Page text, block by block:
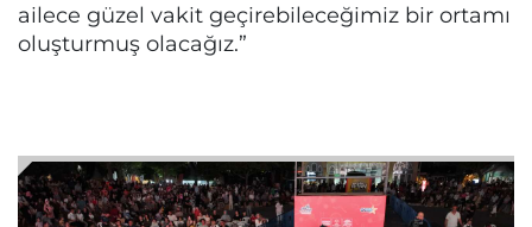
ailece güzel vakit geçirebileceğimiz bir ortamı
oluşturmuş olacağız.”